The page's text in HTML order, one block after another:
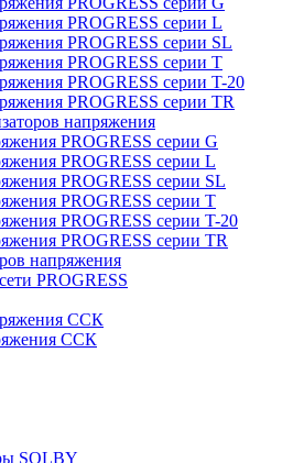
PROGRESS серии L
PROGRESS серии SL
PROGRESS серии T
PROGRESS серии T-20
PROGRESS серии TR
напряжения
PROGRESS серии G
PROGRESS серии L
PROGRESS серии SL
PROGRESS серии T
PROGRESS серии T-20
PROGRESS серии TR
напряжения
PROGRESS
ССК
ССК
SOLBY